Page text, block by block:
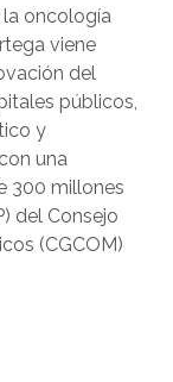
la oncología
viene
del
públicos,
y
una
300 millones
del Consejo
(CGCOM)